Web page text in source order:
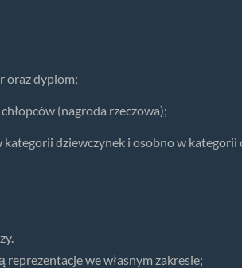
oraz dyplom;
(nagroda rzeczowa);
dziewczynek i osobno w kategorii
we własnym zakresie;